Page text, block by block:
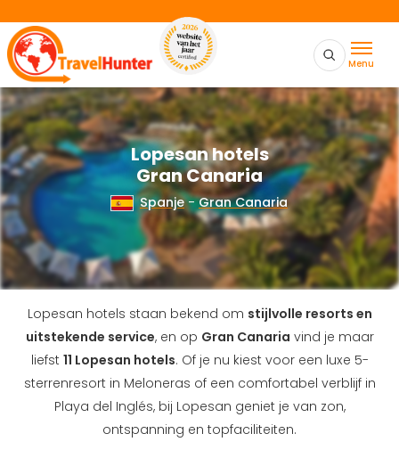
Menu
Lopesan hotels
Gran Canaria
Spanje-Gran Canaria
Lopesan hotels staan bekend om stijlvolle resorts en
uitstekende service, en op Gran Canaria vind je maar
liefst 11 Lopesan hotels. Of je nu kiest voor een luxe 5-
sterrenresort in Meloneras of een comfortabel verblijf in
Playa del Inglés, bij Lopesan geniet je van zon,
ontspanning en topfaciliteiten.